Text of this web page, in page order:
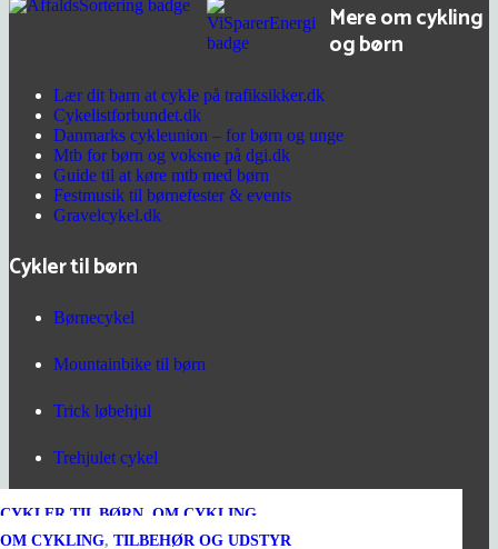
OM CYKLING,UNCATEGORIZED
1 år siden
OM CYKLING,UNCATEGORIZED
1 år siden
OM CYKLING,TILBEHØR OG UDSTYR
3 år siden
CYKLER TIL BØRN OM CYKLING
5 år siden
CYKLER TIL BØRN,DRENGECYKLER,
CYKLER TIL BØRN,OM CYKLING
CYKLER TIL BØRN
OM CYKLING, TILBEHØR OG UDSTYR
Mere om cykling
og børn
Lær dit barn at cykle på trafiksikker.dk
Cykelistforbundet.dk
Danmarks cykleunion – for børn og unge
Mtb for børn og voksne på dgi.dk
Guide til at køre mtb med børn
Festmusik til børnefester & events
Gravelcykel.dk
Cykler til børn
Børnecykel
Mountainbike til børn
Trick løbehjul
Trehjulet cykel
Løbecykel